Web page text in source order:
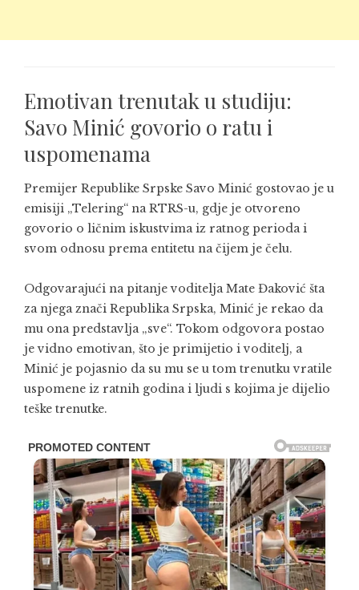
Emotivan trenutak u studiju:
Savo Minić govorio o ratu i
uspomenama
Premijer Republike Srpske Savo Minić gostovao je u
emisiji „Telering“ na RTRS-u, gdje je otvoreno
govorio o ličnim iskustvima iz ratnog perioda i
svom odnosu prema entitetu na čijem je čelu.
Odgovarajući na pitanje voditeljaMate Đaković šta
za njega znači Republika Srpska, Minić je rekao da
mu ona predstavlja „sve“. Tokom odgovora postao
je vidno emotivan, što je primijetio i voditelj, a
Minić je pojasnio da su mu se u tom trenutku vratile
uspomene iz ratnih godina i ljudi s kojima je dijelio
teške trenutke.